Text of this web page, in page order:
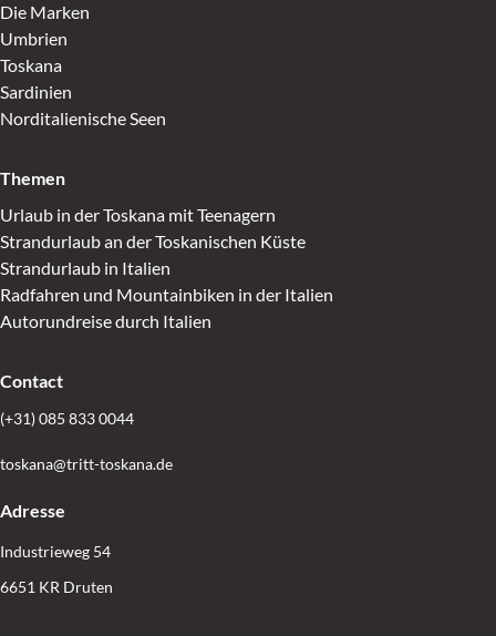
Die Marken
Umbrien
Toskana
Sardinien
Norditalienische Seen
Themen
Urlaub in der Toskana mit Teenagern
Strandurlaub an der Toskanischen Küste
Strandurlaub in Italien
Radfahren und Mountainbiken in der Italien
Autorundreise durch Italien
Contact
(+31) 085 833 0044
toskana@tritt-toskana.de
Adresse
Industrieweg 54
6651 KR Druten